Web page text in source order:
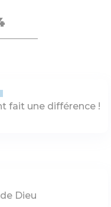
fait une différence !
Dieu